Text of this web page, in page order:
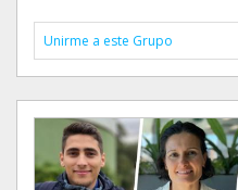
Unirme a este Grupo